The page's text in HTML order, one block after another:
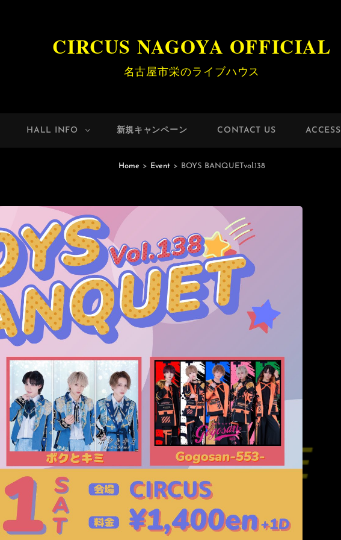
CIRCUS NAGOYA OFFICIAL
名古屋市栄のライブハウス
HALL INFO 新規キャンペーン CONTACT US ACCESS
Home > Event > BOYS BANQUETvol.138